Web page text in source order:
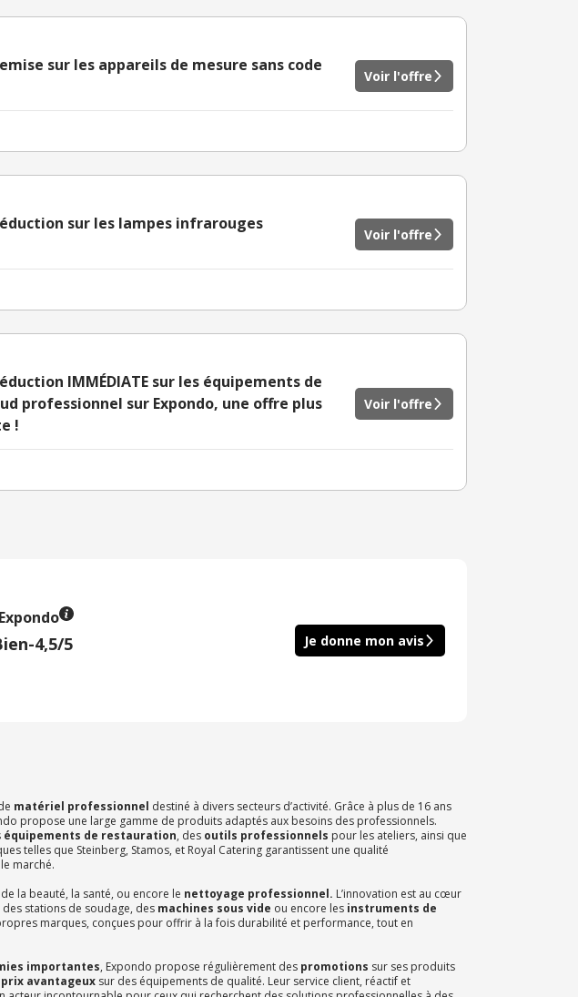
sur les appareils de mesure sans code
Voir l'offre
sur les lampes infrarouges
Voir l'offre
IMMÉDIATE sur les équipements de
professionnel sur Expondo, une offre plus
!
Voir l'offre
-4,5/5 Je donne mon avis
matériel professionnel destiné à divers secteurs d’activité. Grâce à plus de 16 ans
propose une large gamme de produits adaptés aux besoins des professionnels.
équipements de restauration, des outils professionnels pour les ateliers, ainsi que
telles que Steinberg, Stamos, et Royal Catering garantissent une qualité
marché.
la beauté, la santé, ou encore le nettoyage professionnel. L’innovation est au cœur
stations de soudage, des machines sous vide ou encore les instruments de
marques, conçues pour offrir à la fois durabilité et performance, tout en
importantes, Expondo propose régulièrement des promotions sur ses produits
prix avantageux sur des équipements de qualité. Leur service client, réactif et